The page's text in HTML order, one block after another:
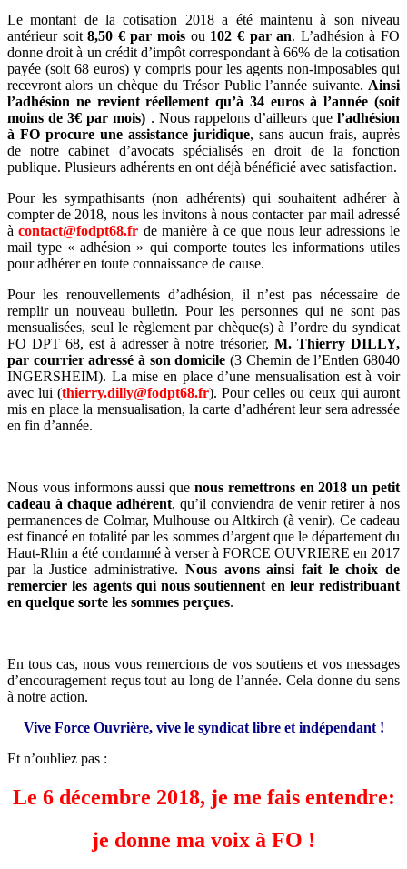
Le montant de la cotisation 2018 a été maintenu à son niveau
antérieur soit8,50 € par mois ou 102 € par an. L’adhésion à FO
donne droit à un crédit d’impôt correspondant à 66% de la cotisation
payée (soit 68 euros) y compris pour les agents non-imposables qui
recevront alors un chèque du Trésor Public l’année suivante. Ainsi
l’adhésion ne revient réellement qu’à 34 euros à l’année (soit
moins de 3€ par mois) . Nous rappelons d’ailleurs quel’adhésion
à FO procure une assistance juridique, sans aucun frais, auprès
de notre cabinet d’avocats spécialisés en droit de la fonction
publique. Plusieurs adhérents en ont déjà bénéficié avec satisfaction.
Pour les sympathisants (non adhérents) qui souhaitent adhérer à
compter de 2018, nous les invitons à nous contacter par mail adressé
àcontact@fodpt68.fr de manière à ce que nous leur adressions le
mail type « adhésion » qui comporte toutes les informations utiles
pour adhérer en toute connaissance de cause.
Pour les renouvellements d’adhésion, il n’est pas nécessaire de
remplir un nouveau bulletin. Pour les personnes qui ne sont pas
mensualisées, seul le règlement par chèque(s) à l’ordre du syndicat
FO DPT 68, est à adresser à notre trésorier, M. Thierry DILLY,
par courrier adressé à son domicile (3 Chemin de l’Entlen 68040
INGERSHEIM). La mise en place d’une mensualisation est à voir
avec lui (thierry.dilly@fodpt68.fr). Pour celles ou ceux qui auront
mis en place la mensualisation, la carte d’adhérent leur sera adressée
en fin d’année.
Nous vous informons aussi que nous remettrons en 2018 un petit
cadeau à chaque adhérent, qu’il conviendra de venir retirer à nos
permanences de Colmar, Mulhouse ou Altkirch (à venir). Ce cadeau
est financé en totalité par les sommes d’argent que le département du
Haut-Rhin a été condamné à verser à FORCE OUVRIERE en 2017
par la Justice administrative. Nous avons ainsi fait le choix de
remercier les agents qui nous soutiennent en leur redistribuant
en quelque sorte les sommes perçues.
En tous cas, nous vous remercions de vos soutiens et vos messages
d’encouragement reçus tout au long de l’année. Cela donne du sens
à notre action.
Vive Force Ouvrière, vive le syndicat libre et indépendant !
Et n’oubliez pas :
Le 6 décembre 2018, je me fais entendre:
je donne ma voix à FO !